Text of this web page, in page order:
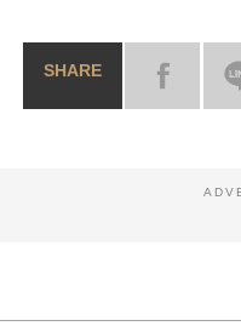
SHARE